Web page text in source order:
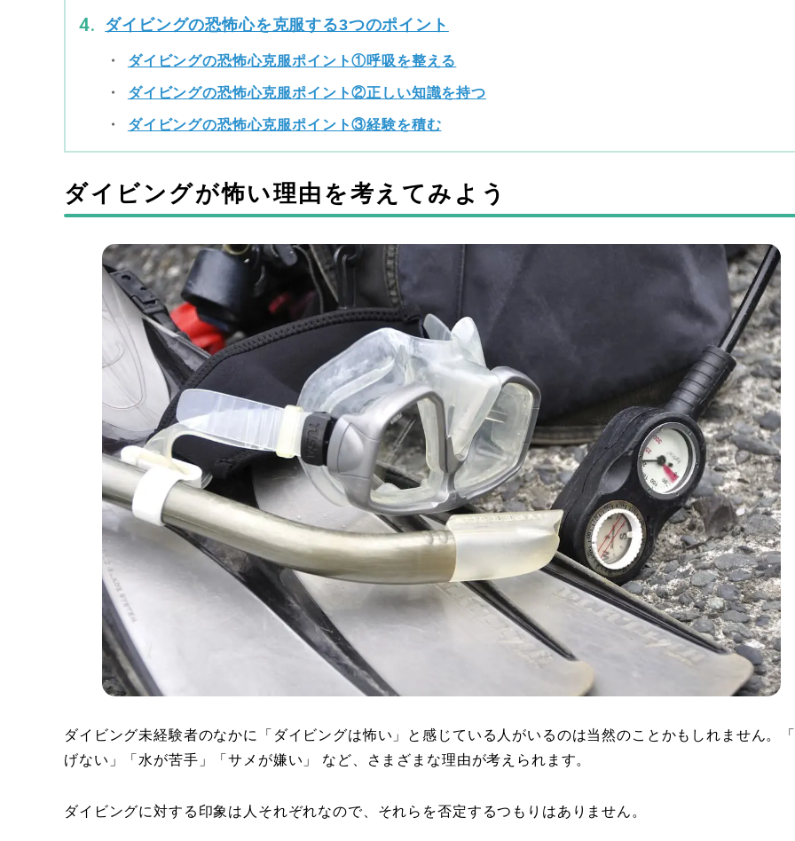
ダイビングの恐怖心を克服する3つのポイント
ダイビングの恐怖心克服ポイント①呼吸を整える
ダイビングの恐怖心克服ポイント②正しい知識を持つ
ダイビングの恐怖心克服ポイント③経験を積む
ダイビングが怖い理由を考えてみよう
ダイビング未経験者のなかに「ダイビングは怖い」と感じている人がいるのは当然のことかもしれません。
げない」「水が苦手」「サメが嫌い」 など、さまざまな理由が考えられます。
ダイビングに対する印象は人それぞれなので、それらを否定するつもりはありません。